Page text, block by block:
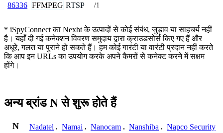
86336 FFMPEG RTSP /1
* iSpyConnect का Nexht के उत्पादों से कोई संबंध, जुड़ाव या साहचर्य नहीं
है। यहाँ दी गई कनेक्शन विवरण समुदाय द्वारा क्राउडसोर्स किए गए हैं और
अधूरे, गलत या पुराने हो सकते हैं। हम कोई गारंटी या वारंटी प्रदान नहीं करते
कि आप इन URLs का उपयोग करके अपने कैमरों से कनेक्ट करने में सक्षम
होंगे।
अन्य ब्रांड N से शुरू होते हैं
N Nadatel , Namai , Nanocam , Nanshiba , Napco Security